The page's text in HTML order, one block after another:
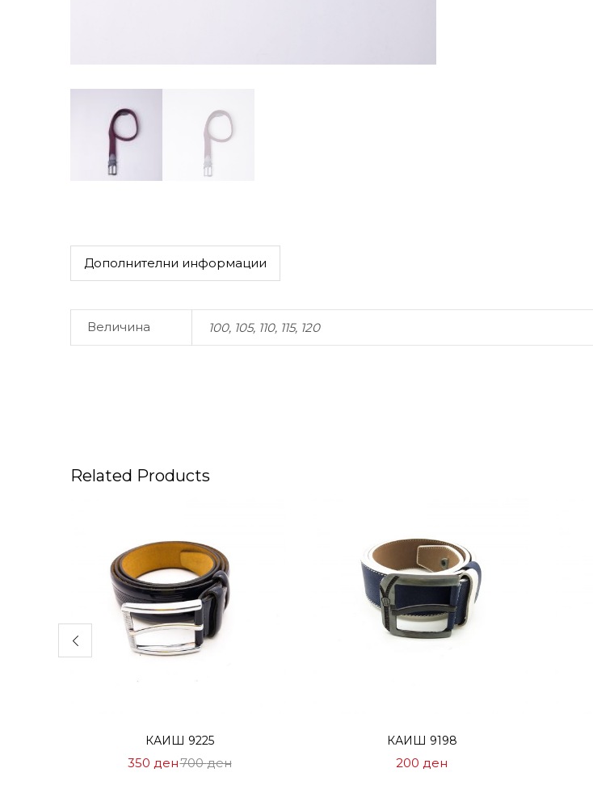
Дополнителни информации
Величина 100, 105, 110, 115, 120
Related Products
КАИШ 9225
350 денЦена
700денНормална
КАИШ 9198
200 ден